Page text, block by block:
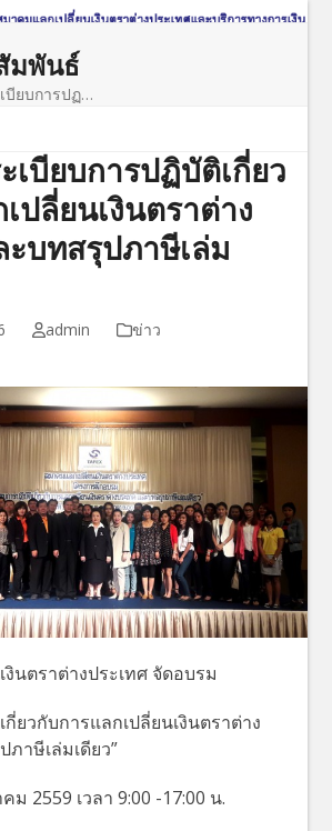
มพันธ์
บียบการปฏ…
เบียบการปฏิบัติเกี่ยว
ปลี่ยนเงินตราต่าง
ะบทสรุปภาษีเล่ม
admin
ข่าว
นตราต่างประเทศ จัดอบรม
กี่ยวกับการแลกเปลี่ยนเงินตราต่าง
าษีเล่มเดียว”
ม 2559 เวลา 9:00 -17:00 น.